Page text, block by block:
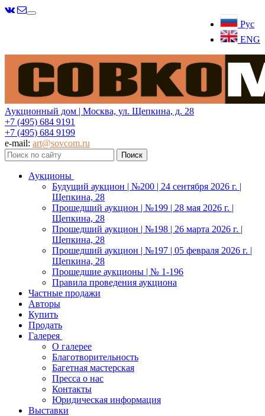
Рус
ENG
Меню
Аукционный дом | Москва, ул. Щепкина, д. 28
+7 (495) 684 9191
+7 (495) 684 9199
e-mail: art@sovcom.ru
Аукционы
Будущий аукцион | №200 | 24 сентября 2026 г. |
Щепкина, 28
Прошедший аукцион | №199 | 28 мая 2026 г. |
Щепкина, 28
Прошедший аукцион | №198 | 26 марта 2026 г. |
Щепкина, 28
Прошедший аукцион | №197 | 05 февраля 2026 г. |
Щепкина, 28
Прошедшие аукционы | № 1-196
Правила проведения аукциона
Частные продажи
Авторы
Купить
Продать
Галерея
О галерее
Благотворительность
Багетная мастерская
Пресса о нас
Контакты
Юридическая информация
Выставки